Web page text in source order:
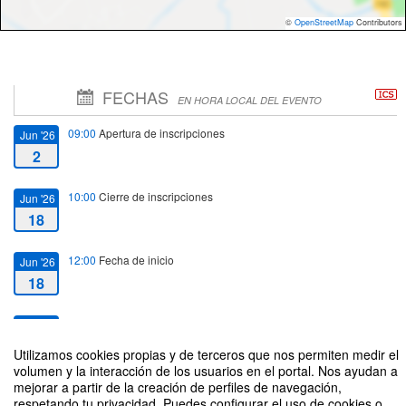
Utilizamos cookies propias y de terceros que nos permiten medir el
volumen y la interacción de los usuarios en el portal. Nos ayudan a
mejorar a partir de la creación de perfiles de navegación,
© OpenStreetMap Contributors
FECHAS EN HORA LOCAL DEL EVENTO
Jun '26
2
09:00 Apertura de inscripciones
Jun '26
18
10:00 Cierre de inscripciones
Jun '26
18
12:00 Fecha de inicio
18